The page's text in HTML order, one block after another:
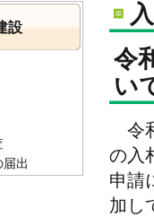
令
い
令
の入
申請
加し
設
出